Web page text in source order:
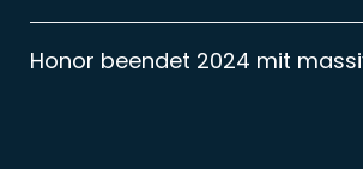
Honor beendet 2024 mit